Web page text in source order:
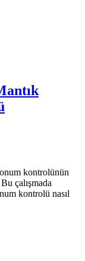
kontrolünün
Bu çalışmada
kontrolü nasıl